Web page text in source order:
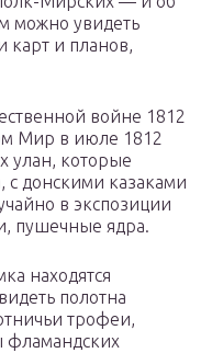
можно увидеть
карт и планов,
войне 1812
Мир в июле 1812
улан, которые
с донскими казаками
в экспозиции
пушечные ядра.
находятся
полотна
трофеи,
фламандских